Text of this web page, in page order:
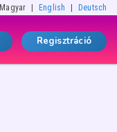
Magyar English Deutsch
Regisztráció